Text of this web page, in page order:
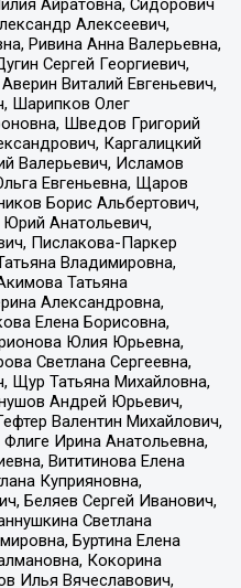
Айратовна, Сидорович
Алексеевич,
Ривина Анна Валерьевна,
Сергей Георгиевич,
Виталий Евгеньевич,
Шарипков Олег
Шведов Григорий
Каргалицкий
Валерьевич, Исламов
Евгеньевна, Щаров
Борис Альбертович,
Юрий Анатольевич,
Пислакова-Паркер
Владимировна,
Татьяна
Александровна,
Елена Борисовна,
Юлия Юрьевна,
Светлана Сергеевна,
Щур Татьяна Михайловна,
Андрей Юрьевич,
Валентин Михайлович,
Ирина Анатольевна,
Вититинова Елена
Куприяновна,
Беляев Сергей Иванович,
Светлана
Буртина Елена
Кокорина
Илья Вячеславович,